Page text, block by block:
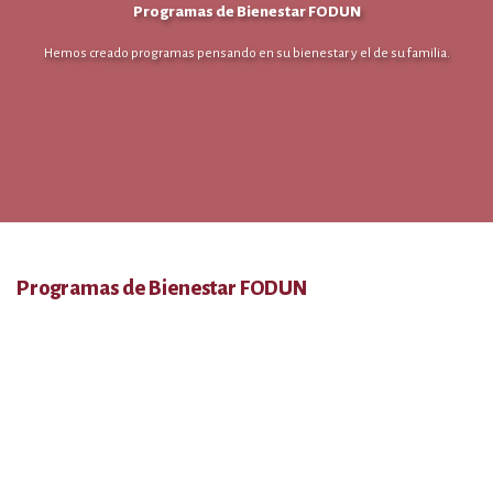
Programas de Bienestar FODUN
Hemos creado programas pensando en su bienestar y el de su familia.
Programas de Bienestar FODUN